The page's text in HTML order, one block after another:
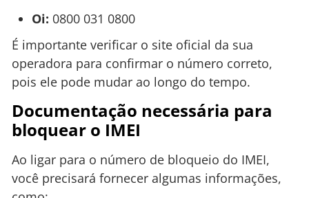
Oi: 0800 031 0800
É importante verificar o site oficial da sua
operadora para confirmar o número correto,
pois ele pode mudar ao longo do tempo.
Documentação necessária para
bloquear o IMEI
Ao ligar para o número de bloqueio do IMEI,
você precisará fornecer algumas informações,